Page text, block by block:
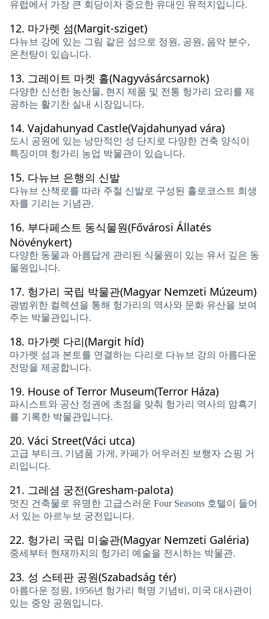
유럽에서 가장 큰 회당이자 중요한 유대인 유적지입니다.
12. 마가렛 섬(Margit-sziget)
다뉴브 강에 있는 그림 같은 섬으로 정원, 공원, 음악 분수,
온천탕이 있습니다.
13. 그레이트 마켓 홀(Nagyvásárcsarnok)
다양한 신선한 농산물, 현지 제품 및 전통 헝가리 요리를 제
공하는 활기찬 실내 시장입니다.
14. Vajdahunyad Castle(Vajdahunyad vára)
도시 공원에 있는 낭만적인 성 단지로 다양한 건축 양식이
특징이며 헝가리 농업 박물관이 있습니다.
15. 다뉴브 은행의 신발
다뉴브 산책로를 따라 주철 신발로 구성된 홀로코스트 희생
자를 기리는 기념관.
16. 부다페스트 동식물원(Fővárosi Állatés
Növénykert)
다양한 동물과 아름답게 관리된 식물원이 있는 유서 깊은 동
물원입니다.
17. 헝가리 국립 박물관(Magyar Nemzeti Múzeum)
광범위한 컬렉션을 통해 헝가리의 역사와 문화 유산을 보여
주는 박물관입니다.
18. 마가렛 다리(Margit híd)
마가렛 섬과 본토를 연결하는 다리로 다뉴브 강의 아름다운
전망을 제공합니다.
19. House of Terror Museum(Terror Háza)
파시스트와 공산 정권에 초점을 맞춰 헝가리 역사의 암흑기
를 기록한 박물관입니다.
20. Váci Street(Váci utca)
고급 부티크, 기념품 가게, 카페가 어우러진 보행자 쇼핑 거
리입니다.
21. 그레셤 궁전(Gresham-palota)
멋진 건축물로 유명한 고급스러운 Four Seasons 호텔이 들어
서 있는 아르누보 궁전입니다.
22. 헝가리 국립 미술관(Magyar Nemzeti Galéria)
중세부터 현재까지의 헝가리 예술을 전시하는 박물관.
23. 성 스테판 공원(Szabadság tér)
아름다운 정원, 1956년 헝가리 혁명 기념비, 미국 대사관이
있는 중앙 공원입니다.